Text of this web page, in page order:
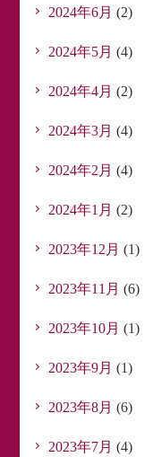
2024年6月 (2)
2024年5月 (4)
2024年4月 (2)
2024年3月 (4)
2024年2月 (4)
2024年1月 (2)
2023年12月 (1)
2023年11月 (6)
2023年10月 (1)
2023年9月 (1)
2023年8月 (6)
2023年7月 (4)